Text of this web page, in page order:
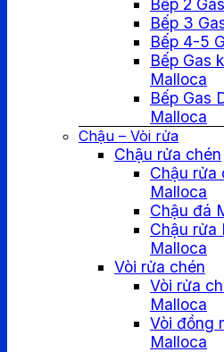
Bếp 2
Bếp 3
Bếp 4-5
Bếp Gas
Malloca
Bếp Gas
Malloca
Chậu – Vòi rửa
Chậu rửa chén
Chậu rửa
Malloca
Chậu đá
Chậu rửa
Malloca
Vòi rửa chén
Vòi rửa
Malloca
Vòi đồng
Malloca